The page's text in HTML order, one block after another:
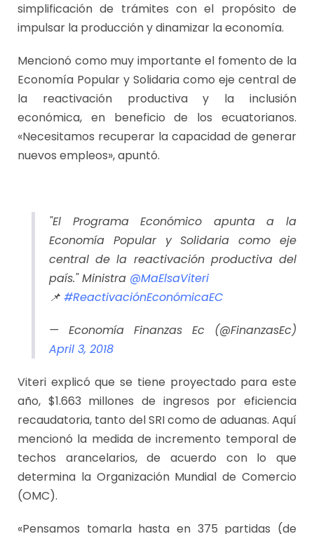
simplificación de trámites con el propósito de
impulsar la producción y dinamizar la economía.
Mencionó como muy importante el fomento de la
Economía Popular y Solidaria como eje central de
la reactivación productiva y la inclusión
económica, en beneficio de los ecuatorianos.
«Necesitamos recuperar la capacidad de generar
nuevos empleos», apuntó.
"El Programa Económico apunta a la
Economía Popular y Solidaria como eje
central de la reactivación productiva del
país." Ministra @MaElsaViteri
📌 #ReactivaciónEconómicaEC
— Economía Finanzas Ec (@FinanzasEc)
April 3, 2018
Viteri explicó que se tiene proyectado para este
año, $1.663 millones de ingresos por eficiencia
recaudatoria, tanto del SRI como de aduanas. Aquí
mencionó la medida de incremento temporal de
techos arancelarios, de acuerdo con lo que
determina la Organización Mundial de Comercio
(OMC).
«Pensamos tomarla hasta en 375 partidas (de